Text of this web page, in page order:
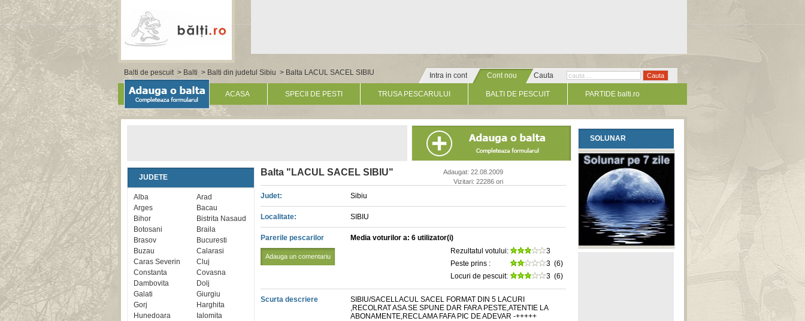
Balti de pescuit> Balti > Balti din judetul Sibiu > Balta LACUL SACEL SIBIU Intra in cont
Cont nou
» Click pentru un cont nou
Cauta
ACASA SPECII DE PESTI TRUSA PESCARULUI BALTI DE PESCUIT PARTIDE balti.ro
JUDETE
Alba
Arad
Arges
Bacau
Bihor
Bistrita Nasaud
Botosani
Braila
Brasov
Bucuresti
Buzau
Calarasi
Caras Severin
Cluj
Constanta
Covasna
Dambovita
Dolj
Galati
Giurgiu
Gorj
Harghita
Hunedoara
Ialomita
Balta "LACUL SACEL SIBIU"
Adaugat: 22.08.2009
Vizitari: 22286 ori
Judet: Sibiu
Localitate: SIBIU
Parerile pescarilor
Adauga un comentariu
Media voturilor a: 6 utilizator(i)
Rezultatul votului:
3
Peste prins :
3 (6)
Locuri de pescuit:
3 (6)
Scurta descriere
SIBIU/SACELLACUL SACEL FORMAT DIN 5 LACURI
,RECOLRAT ASA SE SPUNE DAR FARA PESTE,ATENTIE LA
ABONAMENTE,RECLAMA FAFA PIC DE ADEVAR -+++++
SOLUNAR